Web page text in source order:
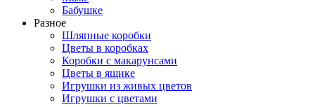
Бабушке
Разное
Шляпные коробки
Цветы в коробках
Коробки с макарунсами
Цветы в ящике
Игрушки из живых цветов
Игрушки с цветами